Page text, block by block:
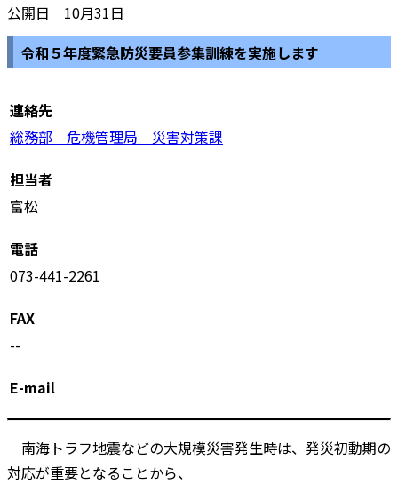
公開日 10月31日
令和５年度緊急防災要員参集訓練を実施します
連絡先
総務部 危機管理局 災害対策課
担当者
富松
電話
073-441-2261
FAX
--
E-mail
南海トラフ地震などの大規模災害発生時は、発災初動期の
対応が重要となることから、